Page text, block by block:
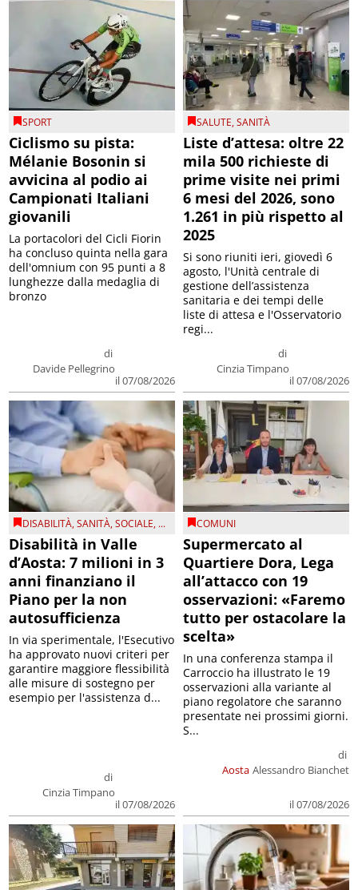
SPORT
Ciclismo su pista:
Mélanie Bosonin si
avvicina al podio ai
Campionati Italiani
giovanili
di
Davide Pellegrino
il 07/08/2026
La portacolori del Cicli Fiorin
ha concluso quinta nella gara
dell'omnium con 95 punti a 8
lunghezze dalla medaglia di
bronzo
SALUTE,SANITÀ
Liste d’attesa: oltre 22
mila 500 richieste di
prime visite nei primi
6 mesi del 2026, sono
1.261 in più rispetto al
2025
di
Cinzia Timpano
il 07/08/2026
Si sono riuniti ieri, giovedì 6
agosto, l'Unità centrale di
gestione dell’assistenza
sanitaria e dei tempi delle
liste di attesa e l'Osservatorio
regi...
DISABILITÀ,SANITÀ,SOCIALE, ...
Disabilità in Valle
d’Aosta: 7 milioni in 3
anni finanziano il
Piano per la non
autosufficienza
di
Cinzia Timpano
il 07/08/2026
In via sperimentale, l'Esecutivo
ha approvato nuovi criteri per
garantire maggiore flessibilità
alle misure di sostegno per
esempio per l'assistenza d...
COMUNI
Supermercato al
Quartiere Dora, Lega
all’attacco con 19
osservazioni: «Faremo
tutto per ostacolare la
scelta»
Aosta
di
Alessandro Bianchet
il 07/08/2026
In una conferenza stampa il
Carroccio ha illustrato le 19
osservazioni alla variante al
piano regolatore che saranno
presentate nei prossimi giorni.
S...